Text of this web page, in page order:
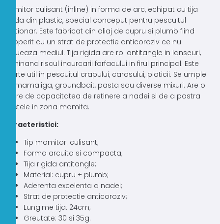
ARCUIT
TUB
ANTITANGLE
Momitor culisant (inline) in forma de arc, echipat cu tija
rigida din plastic, special conceput pentru pescuitul
stationar. Este fabricat din aliaj de cupru si plumb fiind
acoperit cu un strat de protectie anticoroziv ce nu
polueaza mediul. Tija rigida are rol antitangle in lanseuri,
eliminand riscul incurcarii forfacului in firul principal. Este
foarte util in pescuitul crapului, carasului, platicii. Se umple
cu mamaliga, groundbait, pasta sau diverse mixuri. Are o
mare de capacitatea de retinere a nadei si de a pastra
pestele in zona momita.
Caracteristici:
Tip momitor: culisant;
Forma arcuita si compacta;
Tija rigida antitangle;
Material: cupru + plumb;
Aderenta excelenta a nadei;
Strat de protectie anticoroziv;
Lungime tija: 24cm;
Greutate: 30 si 35g.